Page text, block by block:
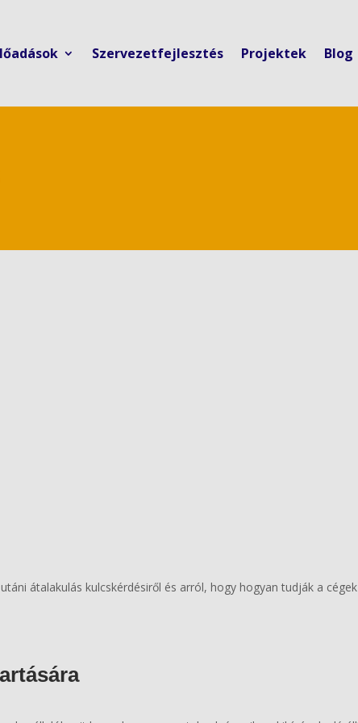
Szervezetfejlesztés Projektek Blog
átalakulás kulcskérdésiről és arról, hogy hogyan tudják a